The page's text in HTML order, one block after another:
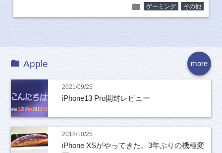
folder ゲーミング その他
more
Apple
2021/09/25
iPhone13 Pro開封レビュー
2018/10/25
iPhone XSがやってきた。3年ぶりの機種変